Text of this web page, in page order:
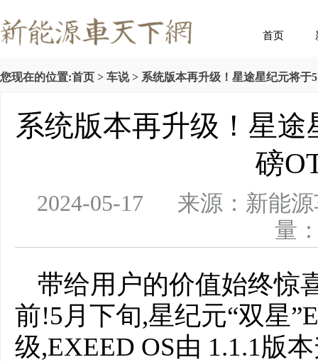
首页
您现在的位置:首页 > 车说> 系统版本再升级！星途星纪元将于
系统版本再升级！星
磅
2024-05-17 来源：新能
量
带给用户的价值始终惊
前!5月下旬,星纪元“双星
级,EXEED OS由 1.1.1版